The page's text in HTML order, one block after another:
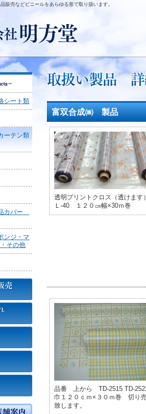
販売などビニールをあらゆる形で取り扱います。
シート類
ーテン類
カバー
ンジ・マ
その他
富双合成㈱ 製品
透明プリントクロス（透けます
Ｌ-40 １２０㎝幅×30ｍ巻
品番 上から TD-2515 TD-
巾１２０ｃｍ×３０ｍ巻 切り
致します。